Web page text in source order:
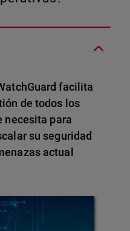
facilita
de todos los
necesita para
su seguridad
actual